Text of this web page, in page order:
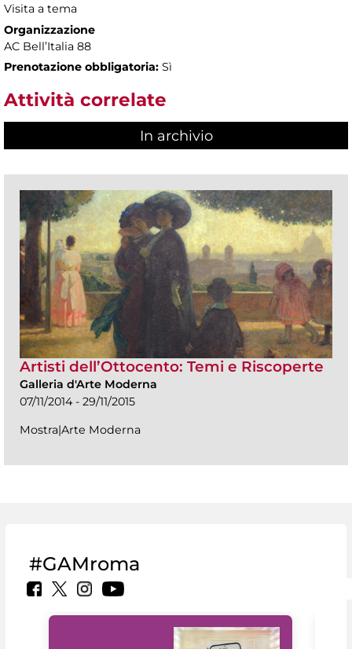
Visita a tema
Organizzazione
AC Bell’Italia 88
Prenotazione obbligatoria: Sì
Attività correlate
In archivio
Artisti dell’Ottocento: Temi e Riscoperte
Galleria d'Arte Moderna
07/11/2014 - 29/11/2015
Mostra|Arte Moderna
#GAMroma